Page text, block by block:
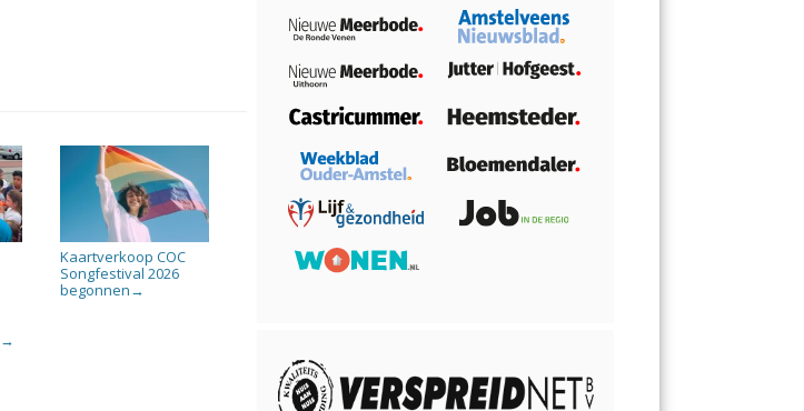
→
Kaartverkoop COC
Songfestival 2026
begonnen →